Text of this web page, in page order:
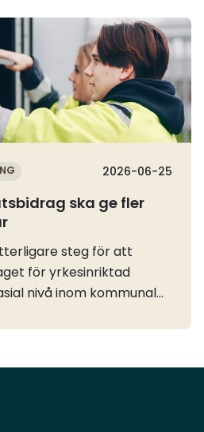
2026-06-25
ska ge fler
steg för att
för yrkesinriktad
nivå inom kommunal
flexibelt. Syftet är att